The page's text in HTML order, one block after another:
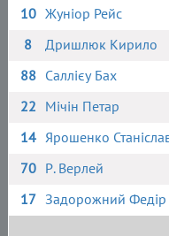
10 Жуніор Рейс
8
Дришлюк Кирило
88 Саллієу Бах
22 Мічін Петар
14 Ярошенко
70 Р. Верлей
17 Задорожний Федір